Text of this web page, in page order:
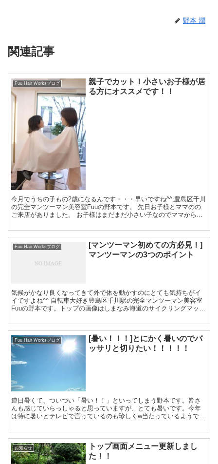
野本 潤
関連記事
Fuu Hair Worksブログ
親子でカット！小さいお子様が居
る方にオススメです！！
今月でうちの子もの2歳になるんです・・・早いですね^^;豊島区千川
の完全マンツーマン美容室Fuuの野本です。 先日お子様とママのの
ご来店がありました。 お子様はまだまだ小さい子なのでママからは
Fuu Hair Worksブログ
[マンツーマン初めての方必見！]
マンツーマンの3つのポイント
気候がかなり良くなってきて外で体を動かすのにとても気持ちがイ
イですよね^^ 自転車大好き豊島区千川駅の完全マンツーマン美容室
Fuuの野本です。トップの画像はしまなみ海道のサイクリングマップ
Fuu Hair Worksブログ
[暑い！！！]とにかく暑いのでバ
ッサリと切りたい！！！！！
連日暑くて、ついつい「暑い！！」といってしまう野本です。皆さ
んも感じていらっしゃると思っていますが、とても暑いです。今年
は特に暑いとテレビで言っているのも珍しくw当たっているようで
お知らせ
トップ画面メニュー更新しまし
た！！